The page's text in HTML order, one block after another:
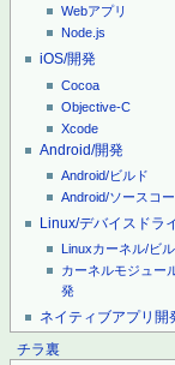
Webアプリ
Node.js
iOS/開発
Cocoa
Objective-C
Xcode
Android/開発
Android/ビルド
Android/ソースコ
Linux/デバイスドラ
Linuxカーネル/ビ
カーネルモジュー
発
ネイティブアプリ開
チラ裏